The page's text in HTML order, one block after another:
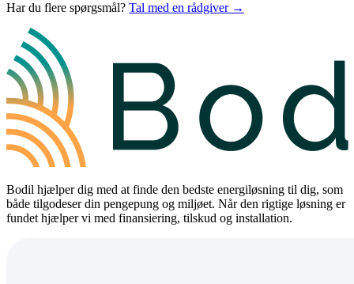
Har du flere spørgsmål? Tal med en rådgiver →
Bodil hjælper dig med at finde den bedste energiløsning til dig, som
både tilgodeser din pengepung og miljøet. Når den rigtige løsning er
fundet hjælper vi med finansiering, tilskud og installation.